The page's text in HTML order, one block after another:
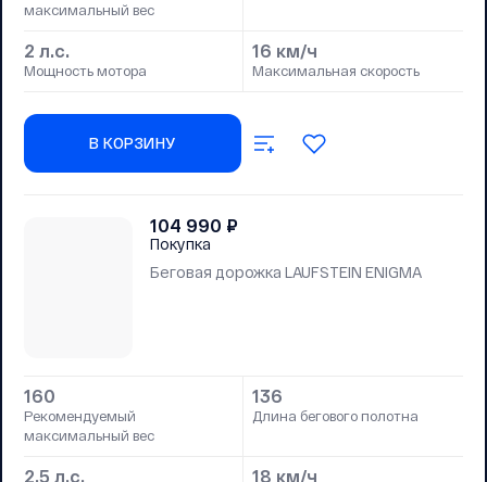
максимальный вес
2 л.с.
Мощность мотора
16 км/ч
Максимальная скорость
В КОРЗИНУ
104 990 ₽
Покупка
Беговая дорожка LAUFSTEIN ENIGMA
160
Рекомендуемый
максимальный вес
136
Длина бегового полотна
2.5 л.с. 18 км/ч